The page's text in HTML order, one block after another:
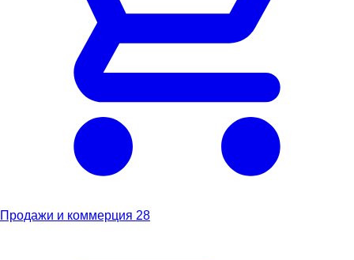
Продажи и коммерция 28